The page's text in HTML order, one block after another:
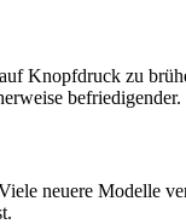
Knopfdruck zu
befriedigender.
neuere Modelle